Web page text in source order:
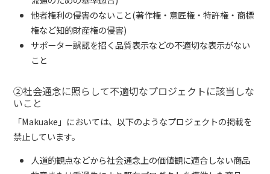
他者権利の侵害のないこと(著作権・意匠権・特許権・商標
権など知的財産権の侵害)
サポーター誤認を招く品質表示などの不適切な表示がない
こと
②社会通念に照らして不適切なプロジェクトに該当しな
いこと
「Makuake」においては、以下のようなプロジェクトの掲載を
禁止しています。
人道的観点などから社会通念上の価値観に適合しない商品